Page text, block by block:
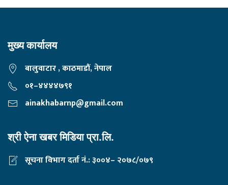
मुख्य कार्यालय
बालुवाटार , काठमाडौं, नेपाल
०१–४४४४७९१
ainakhabarnp@gmail.com
श्री ऐना खबर मिडिया प्रा.लि.
सूचना विभाग दर्ता नं.: ३००४– २०७८/०७९